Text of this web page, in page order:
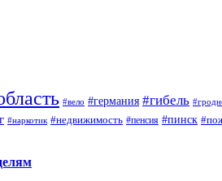
#вело #германия #гибель
#наркотик #недвижимость #пенсия #пинск